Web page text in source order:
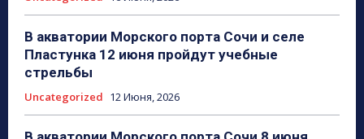
В акватории Морского порта Сочи и селе
Пластунка 12 июня пройдут учебные
стрельбы
Uncategorized 12 Июня, 2026